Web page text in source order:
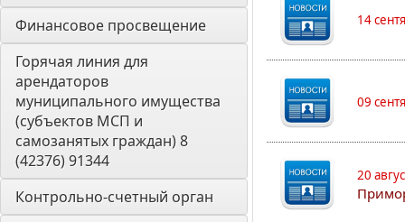
Финансовое просвещение
Горячая линия для
арендаторов
муниципального имущества
(субъектов МСП и
самозанятых граждан) 8
(42376) 91344
Контрольно-счетный орган
14
09
20